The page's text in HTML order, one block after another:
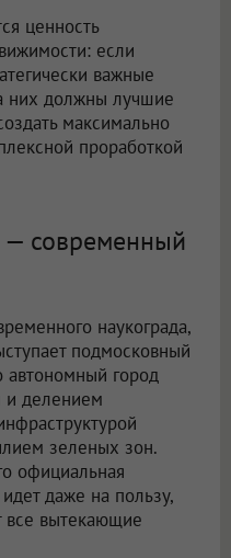
ценность
если
важные
них должны лучшие
максимально
проработкой
— современный
наукограда,
подмосковный
автономный город
и делением
зеленых зон.
официальная
даже на пользу,
все вытекающие